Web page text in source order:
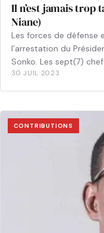
Il n’est jamais trop
Niane)
Les forces de défense
l’arrestation du
Sonko. Les sept(7)
30 JUIL 2023
CONTRIBUTIONS